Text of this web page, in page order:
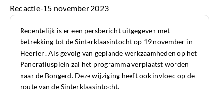
Redactie-15 november 2023
Recentelijk is er een persbericht uitgegeven met
betrekking tot de Sinterklaasintocht op 19 november in
Heerlen. Als gevolg van geplande werkzaamheden op het
Pancratiusplein zal het programma verplaatst worden
naar de Bongerd. Deze wijziging heeft ook invloed op de
route van de Sinterklaasintocht.